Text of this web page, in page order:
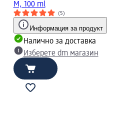
M, 100 ml
(5)
Информация за продукт
Налично за доставка
Изберете dm магазин